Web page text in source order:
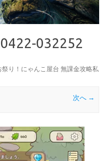
032252
祭り！にゃんこ屋台 無課金攻略私
次へ →